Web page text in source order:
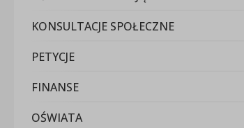
KONSULTACJE SPOŁECZNE
PETYCJE
FINANSE
OŚWIATA